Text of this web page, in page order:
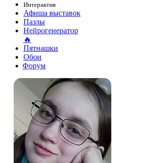
Интерактив
Афиша выставок
Пазлы
Нейрогенератор
🔥
Пятнашки
Обои
Форум